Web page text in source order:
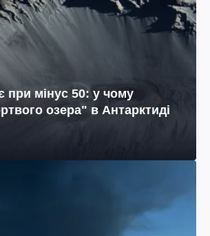
при мінус 50: у чому
озера" в Антарктиді